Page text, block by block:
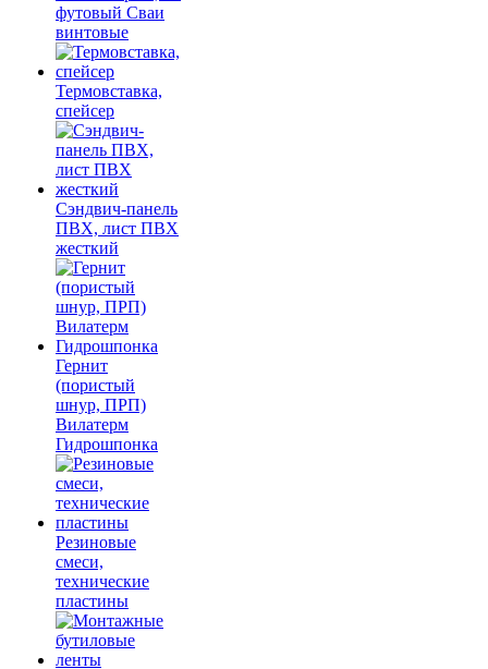
футовый Сваи
винтовые
Термовставка,
спейсер
Сэндвич-панель
ПВХ, лист ПВХ
жесткий
Гернит
(пористый
шнур, ПРП)
Вилатерм
Гидрошпонка
Резиновые
смеси,
технические
пластины